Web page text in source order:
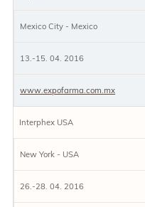
Mexico City - Mexico
13.-15. 04. 2016
www.expofarma.com.mx
Interphex USA
New York - USA
26.-28. 04. 2016